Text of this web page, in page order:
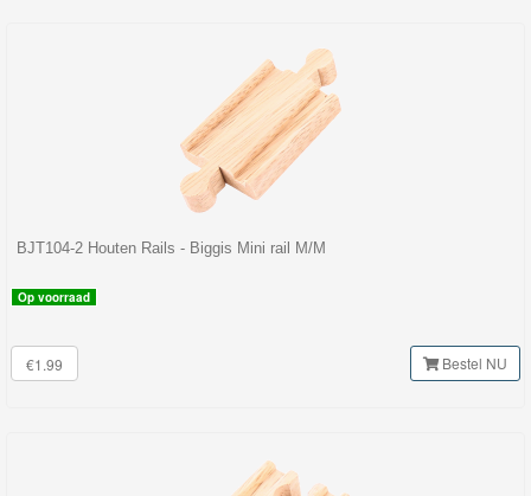
BJT104-2 Houten Rails - Biggis Mini rail M/M
Op voorraad
€1.99 Bestel NU